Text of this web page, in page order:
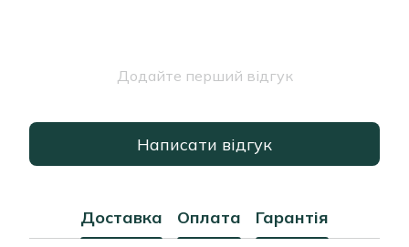
Додайте перший відгук
Написати відгук
Доставка Оплата Гарантія